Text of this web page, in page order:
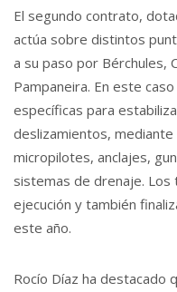
El segundo contrato,
actúa sobre distintos
a su paso por Bérchules,
Pampaneira. En este
específicas para
deslizamientos,
micropilotes, anclajes,
sistemas de drenaje. Los
ejecución y también
este año.
Rocío Díaz ha destacado